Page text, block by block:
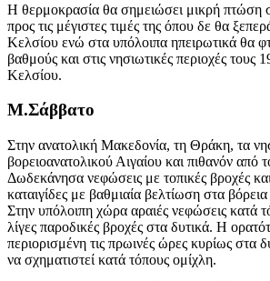
Η θερμοκρασία θα σημειώσει μικρή πτώση
προς τις μέγιστες τιμές της όπου δε θα
Κελσίου ενώ στα υπόλοιπα ηπειρωτικά θα
βαθμούς και στις νησιωτικές περιοχές τους
Κελσίου.
Μ.Σάββατο
Στην ανατολική Μακεδονία, τη Θράκη, τα
βορειοανατολικού Αιγαίου και πιθανόν από
Δωδεκάνησα νεφώσεις με τοπικές βροχές
καταιγίδες με βαθμιαία βελτίωση στα
Στην υπόλοιπη χώρα αραιές νεφώσεις κατά
λίγες παροδικές βροχές στα δυτικά. Η
περιορισμένη τις πρωινές ώρες κυρίως στα
να σχηματιστεί κατά τόπους ομίχλη.